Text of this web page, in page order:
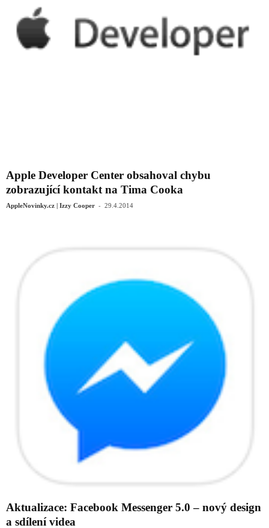
Apple Developer Center obsahoval chybu
zobrazující kontakt na Tima Cooka
AppleNovinky.cz | Izzy Cooper - 29.4.2014
Aktualizace: Facebook Messenger 5.0 – nový design
a sdílení videa